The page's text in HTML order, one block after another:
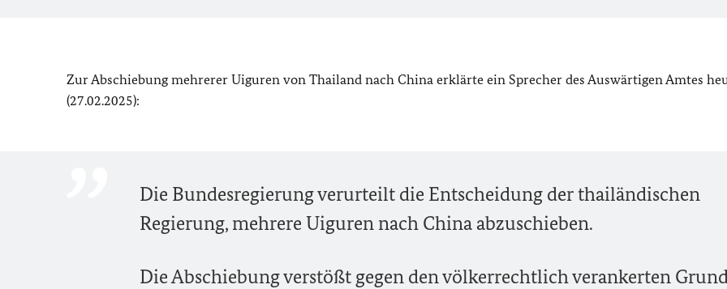
Zur Abschiebung mehrerer Uiguren von Thailand nach China erklärte ein Sprecher des Auswärtigen Amtes
(27.02.2025):
Die Bundesregierung verurteilt die Entscheidung der thailändischen
Regierung, mehrere Uiguren nach China abzuschieben.
Die Abschiebung verstößt gegen den völkerrechtlich verankerten